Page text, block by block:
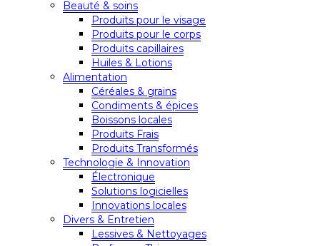
Beauté & soins
Produits pour le visage
Produits pour le corps
Produits capillaires
Huiles & Lotions
Alimentation
Céréales & grains
Condiments & épices
Boissons locales
Produits Frais
Produits Transformés
Technologie & Innovation
Électronique
Solutions logicielles
Innovations locales
Divers & Entretien
Lessives & Nettoyages